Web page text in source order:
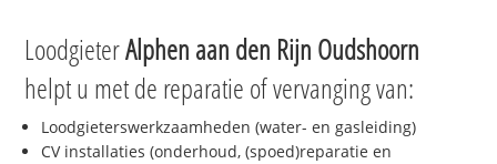
LoodgieterAlphen aan den Rijn Oudshoorn
helpt u met de reparatie of vervanging van:
Loodgieterswerkzaamheden (water- en gasleiding)
CV installaties (onderhoud, (spoed)reparatie en